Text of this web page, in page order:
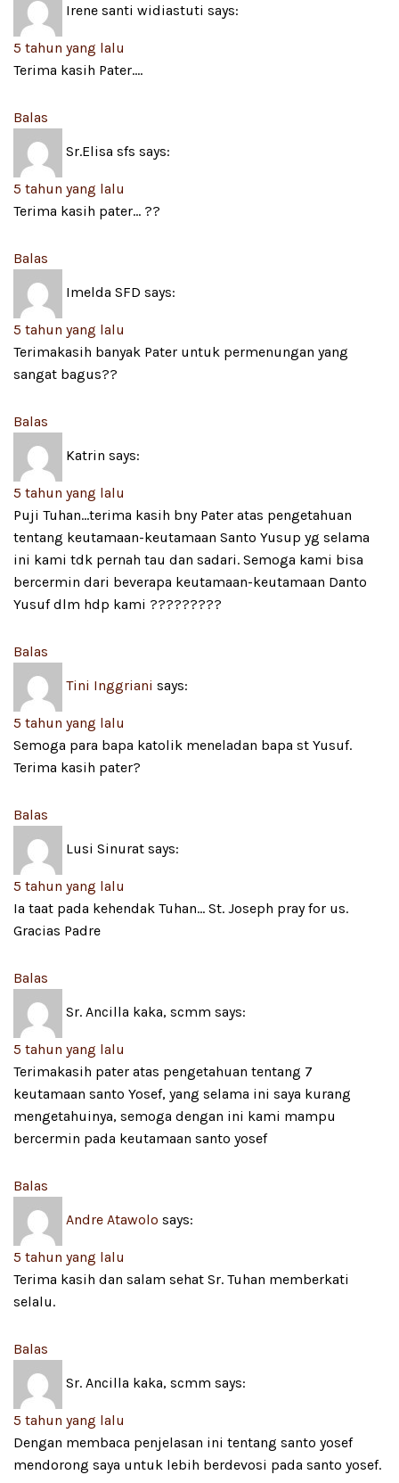
Irene santi widiastuti says:
5 tahun yang lalu
Terima kasih Pater….
Balas
Sr.Elisa sfs says:
5 tahun yang lalu
Terima kasih pater… ??
Balas
Imelda SFD says:
5 tahun yang lalu
Terimakasih banyak Pater untuk permenungan yang
sangat bagus??
Balas
Katrin says:
5 tahun yang lalu
Puji Tuhan…terima kasih bny Pater atas pengetahuan
tentang keutamaan-keutamaan Santo Yusup yg selama
ini kami tdk pernah tau dan sadari. Semoga kami bisa
bercermin dari beverapa keutamaan-keutamaan Danto
Yusuf dlm hdp kami ?????????
Balas
Tini Inggriani says:
5 tahun yang lalu
Semoga para bapa katolik meneladan bapa st Yusuf.
Terima kasih pater?
Balas
Lusi Sinurat says:
5 tahun yang lalu
Ia taat pada kehendak Tuhan… St. Joseph pray for us.
Gracias Padre
Balas
Sr. Ancilla kaka, scmm says:
5 tahun yang lalu
Terimakasih pater atas pengetahuan tentang 7
keutamaan santo Yosef, yang selama ini saya kurang
mengetahuinya, semoga dengan ini kami mampu
bercermin pada keutamaan santo yosef
Balas
Andre Atawolo says:
5 tahun yang lalu
Terima kasih dan salam sehat Sr. Tuhan memberkati
selalu.
Balas
Sr. Ancilla kaka, scmm says:
5 tahun yang lalu
Dengan membaca penjelasan ini tentang santo yosef
mendorong saya untuk lebih berdevosi pada santo yosef.